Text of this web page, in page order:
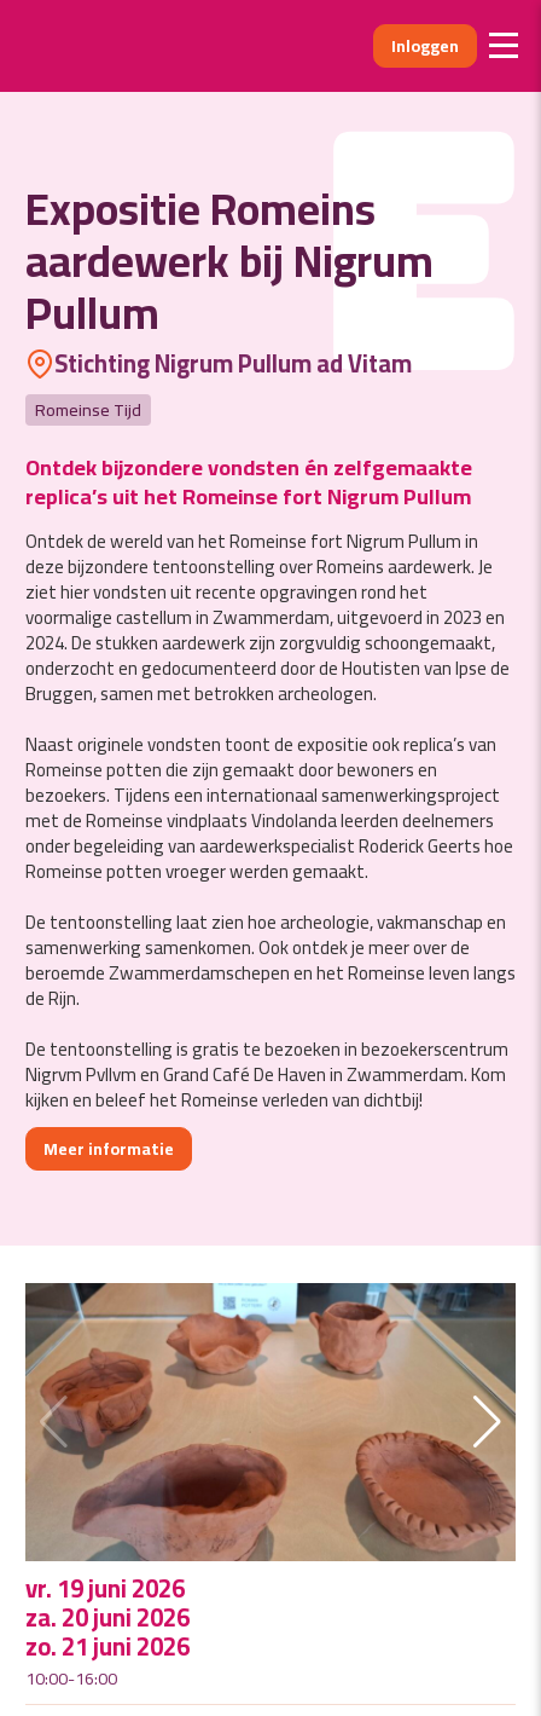
Inloggen
E
Expositie Romeins
aardewerk bij Nigrum
Pullum
Stichting Nigrum Pullum ad Vitam
Romeinse Tijd
Ontdek bijzondere vondsten én zelfgemaakte
replica’s uit het Romeinse fort Nigrum Pullum
Ontdek de wereld van het Romeinse fort Nigrum Pullum in
deze bijzondere tentoonstelling over Romeins aardewerk. Je
ziet hier vondsten uit recente opgravingen rond het
voormalige castellum in Zwammerdam, uitgevoerd in 2023 en
2024. De stukken aardewerk zijn zorgvuldig schoongemaakt,
onderzocht en gedocumenteerd door de Houtisten van Ipse de
Bruggen, samen met betrokken archeologen.
Naast originele vondsten toont de expositie ook replica’s van
Romeinse potten die zijn gemaakt door bewoners en
bezoekers. Tijdens een internationaal samenwerkingsproject
met de Romeinse vindplaats Vindolanda leerden deelnemers
onder begeleiding van aardewerkspecialist Roderick Geerts hoe
Romeinse potten vroeger werden gemaakt.
De tentoonstelling laat zien hoe archeologie, vakmanschap en
samenwerking samenkomen. Ook ontdek je meer over de
beroemde Zwammerdamschepen en het Romeinse leven langs
de Rijn.
De tentoonstelling is gratis te bezoeken in bezoekerscentrum
Nigrvm Pvllvm en Grand Café De Haven in Zwammerdam. Kom
kijken en beleef het Romeinse verleden van dichtbij!
Meer informatie
vr. 19 juni 2026
za. 20 juni 2026
zo. 21 juni 2026
10:00-16:00